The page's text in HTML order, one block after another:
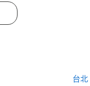
台北